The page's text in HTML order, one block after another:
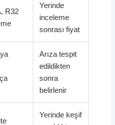
R32
Yerinde
inceleme
sonrası fiyat
Arıza tespit
edildikten
sonra
belirlenir
Yerinde keşif